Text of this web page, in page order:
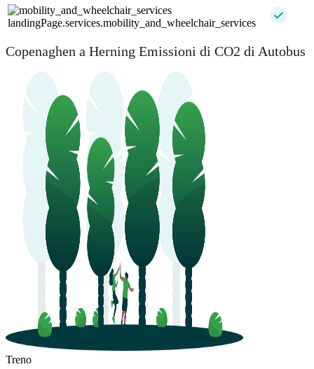
landingPage.services.mobility_and_wheelchair_services
Copenaghen a Herning Emissioni di CO2 di Autobus
Treno